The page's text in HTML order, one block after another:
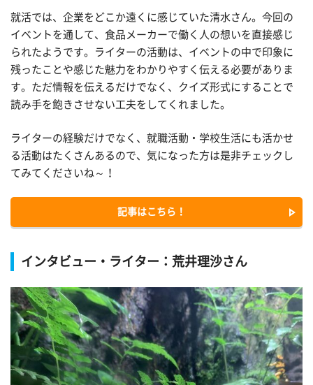
就活では、企業をどこか遠くに感じていた清水さん。今回の
イベントを通して、食品メーカーで働く人の想いを直接感じ
られたようです。ライターの活動は、イベントの中で印象に
残ったことや感じた魅力をわかりやすく伝える必要がありま
す。ただ情報を伝えるだけでなく、クイズ形式にすることで
読み手を飽きさせない工夫をしてくれました。
ライターの経験だけでなく、就職活動・学校生活にも活かせ
る活動はたくさんあるので、気になった方は是非チェックし
てみてくださいね～！
記事はこちら！
インタビュー・ライター：荒井理沙さん